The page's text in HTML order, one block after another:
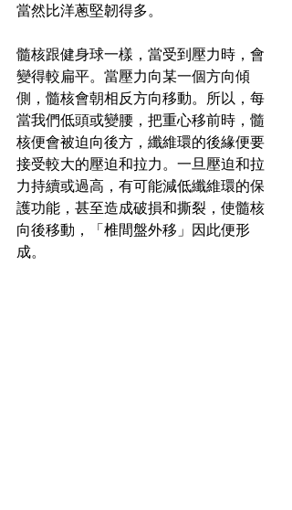
當然比洋蔥堅韌得多。
髓核跟健身球一樣，當受到壓力時，會
變得較扁平。當壓力向某一個方向傾
側，髓核會朝相反方向移動。所以，每
當我們低頭或變腰，把重心移前時，髓
核便會被迫向後方，纖維環的後緣便要
接受較大的壓迫和拉力。一旦壓迫和拉
力持續或過高，有可能減低纖維環的保
護功能，甚至造成破損和撕裂，使髓核
向後移動，「椎間盤外移」因此便形
成。